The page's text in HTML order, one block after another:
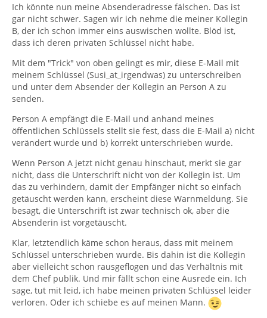
Ich könnte nun meine Absenderadresse fälschen. Das ist
gar nicht schwer. Sagen wir ich nehme die meiner Kollegin
B, der ich schon immer eins auswischen wollte. Blöd ist,
dass ich deren privaten Schlüssel nicht habe.
Mit dem "Trick" von oben gelingt es mir, diese E-Mail mit
meinem Schlüssel (Susi_at_irgendwas) zu unterschreiben
und unter dem Absender der Kollegin an Person A zu
senden.
Person A empfängt die E-Mail und anhand meines
öffentlichen Schlüssels stellt sie fest, dass die E-Mail a) nicht
verändert wurde und b) korrekt unterschrieben wurde.
Wenn Person A jetzt nicht genau hinschaut, merkt sie gar
nicht, dass die Unterschrift nicht von der Kollegin ist. Um
das zu verhindern, damit der Empfänger nicht so einfach
getäuscht werden kann, erscheint diese Warnmeldung. Sie
besagt, die Unterschrift ist zwar technisch ok, aber die
Absenderin ist vorgetäuscht.
Klar, letztendlich käme schon heraus, dass mit meinem
Schlüssel unterschrieben wurde. Bis dahin ist die Kollegin
aber vielleicht schon rausgeflogen und das Verhältnis mit
dem Chef publik. Und mir fällt schon eine Ausrede ein. Ich
sage, tut mit leid, ich habe meinen privaten Schlüssel leider
verloren. Oder ich schiebe es auf meinen Mann.